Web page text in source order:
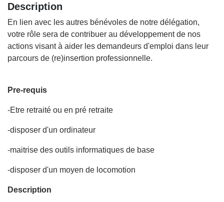
Description
En lien avec les autres bénévoles de notre délégation,
votre rôle sera de contribuer au développement de nos
actions visant à aider les demandeurs d'emploi dans leur
parcours de (re)insertion professionnelle.
Pre-requis
-Etre retraité ou en pré retraite
-disposer d'un ordinateur
-maitrise des outils informatiques de base
-disposer d'un moyen de locomotion
Description